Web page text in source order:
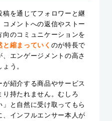
稿を通じてフォロワーと継
メントへの返信やストー
向のコミュニケーションを
縮まっていく のが特長で
エンゲージメントの高さ
う。
紹介する商品やサービス
り持たれません。むしろ
」と自然に受け取ってもら
、インフルエンサー本人が